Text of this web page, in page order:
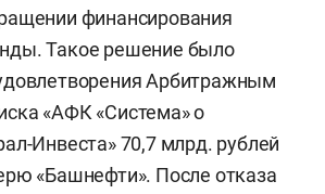
финансирования
Такое решение было
Арбитражным
«АФК «Система» о
Инвеста» 70,7 млрд. рублей
«Башнефти». После отказа